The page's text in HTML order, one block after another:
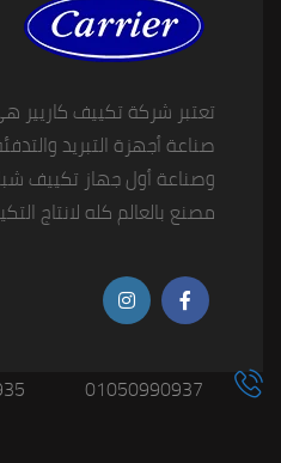
تعتبر شركة تكييف
صناعة أجهزة التبريد
وصناعة أول جهاز تكييف
مصنع بالعالم كله لانتاج
01050990937